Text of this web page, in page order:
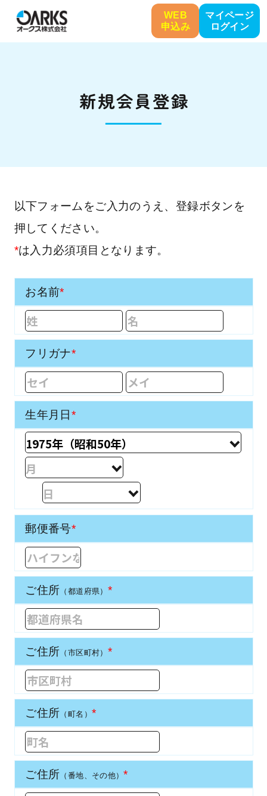
WEB
申込み
マイページ
ログイン
新規会員登録
以下フォームをご入力のうえ、登録ボタンを
押してください。
*は入力必須項目となります。
お名前*
フリガナ*
生年月日 *
郵便番号*
ご住所 （都道府県） *
ご住所 （市区町村） *
ご住所 （町名） *
ご住所 （番地、その他）*